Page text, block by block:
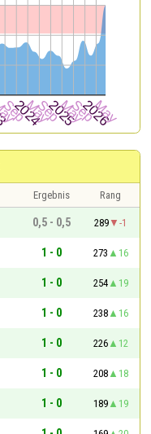
Ergebnis
Rang
0,5 - 0,5 289
-1
1 - 0 273
16
1 - 0 254
19
1 - 0 238
16
1 - 0 226
12
1 - 0 208
18
1 - 0 189
19